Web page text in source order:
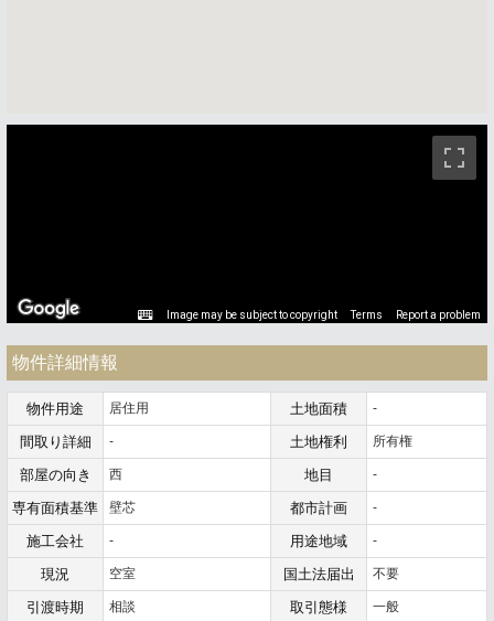
Image may be subject to copyright Terms Report a problem
物件詳細情報
物件用途 居住用 土地面積 -
間取り詳細 - 土地権利 所有権
部屋の向き 西 地目 -
専有面積基準 壁芯 都市計画 -
施工会社 - 用途地域 -
現況 空室 国土法届出 不要
引渡時期 相談 取引態様 一般